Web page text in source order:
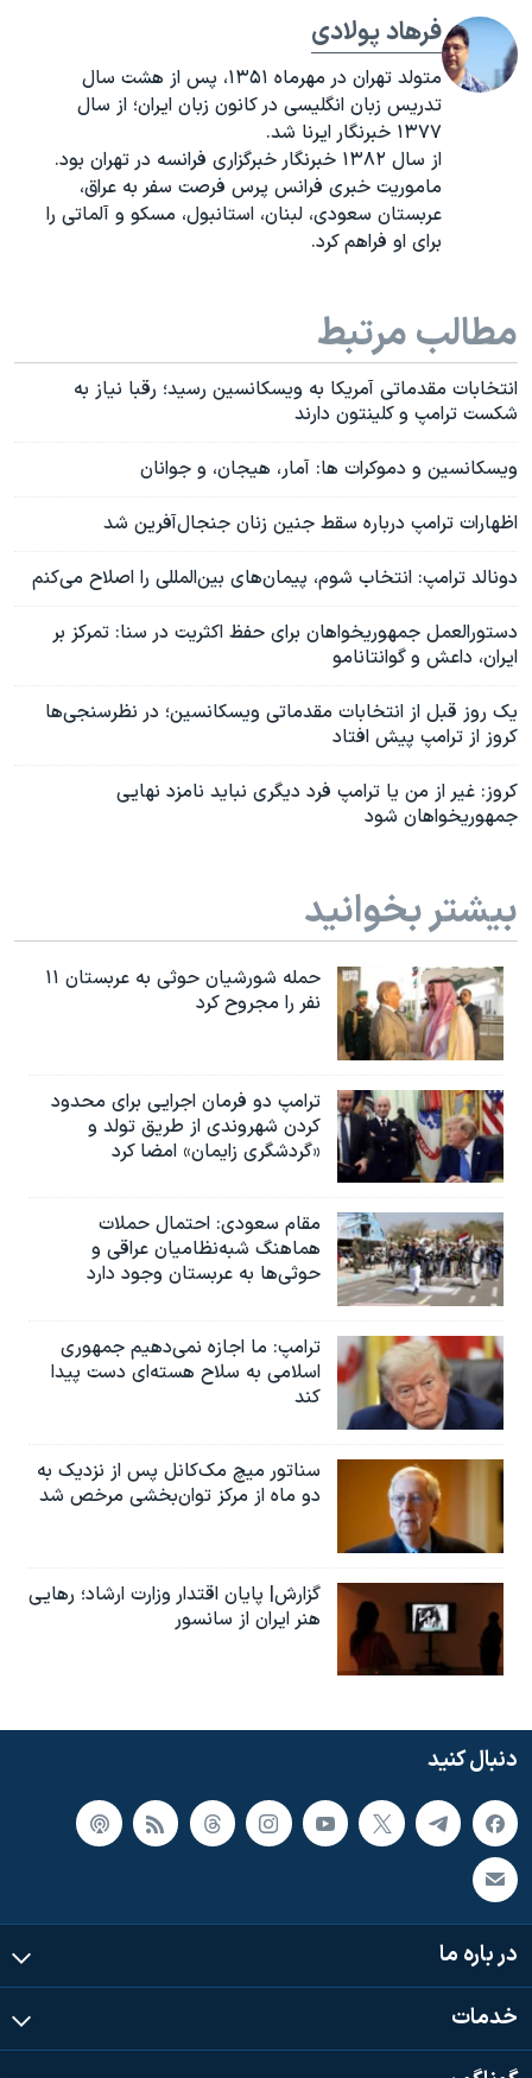
فرهاد پولادی
متولد تهران در مهرماه ۱۳۵۱، پس از هشت سال
تدریس زبان انگلیسی در کانون زبان ایران؛ از سال
۱۳۷۷ خبرنگار ایرنا شد.
از سال ۱۳۸۲ خبرنگار خبرگزاری فرانسه در تهران بود.
ماموریت خبری فرانس پرس فرصت سفر به عراق،
عربستان سعودی، لبنان، استانبول، مسکو و آلماتی را
برای او فراهم کرد.
مطالب مرتبط
انتخابات مقدماتی آمریکا به ویسکانسین رسید؛ رقبا نیاز به
شکست ترامپ و کلینتون دارند
ویسکانسین و دموکرات ها: آمار، هیجان، و جوانان
اظهارات ترامپ درباره سقط جنین زنان جنجال‌آفرین شد
دونالد ترامپ: انتخاب شوم، پیمان‌های بین‌المللی را اصلاح می‌کنم
دستورالعمل جمهوریخواهان برای حفظ اکثریت در سنا: تمرکز بر
ایران، داعش و گوانتانامو
یک روز قبل از انتخابات مقدماتی ویسکانسین؛ در نظرسنجی‌ها
کروز از ترامپ پیش افتاد
کروز: غیر از من یا ترامپ فرد دیگری نباید نامزد نهایی
جمهوریخواهان شود
بیشتر بخوانید
حمله شورشیان حوثی به عربستان ۱۱
نفر را مجروح کرد
ترامپ دو فرمان اجرایی برای محدود
کردن شهروندی از طریق تولد و
«گردشگری زایمان» امضا کرد
مقام سعودی: احتمال حملات
هماهنگ شبه‌نظامیان عراقی و
حوثی‌ها به عربستان وجود دارد
ترامپ: ما اجازه نمی‌دهیم جمهوری
اسلامی به سلاح هسته‌ای دست پیدا
کند
سناتور میچ مک‌کانل پس از نزدیک به
دو ماه از مرکز توان‌بخشی مرخص شد
گزارش| پایان اقتدار وزارت ارشاد؛ رهایی
هنر ایران از سانسور
دنبال کنید
در باره ما
خدمات